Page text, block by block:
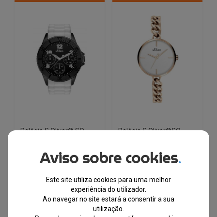
Relógio S.Oliver® SO-
Relógio S.Oliver®SO-
PVPR
€87.92
O
preço
original
€44.98
O
preço
atual
Aviso sobre cookies.
Este site utiliza cookies para uma melhor
experiência do utilizador.
Ao navegar no site estará a consentir a sua
utilização.